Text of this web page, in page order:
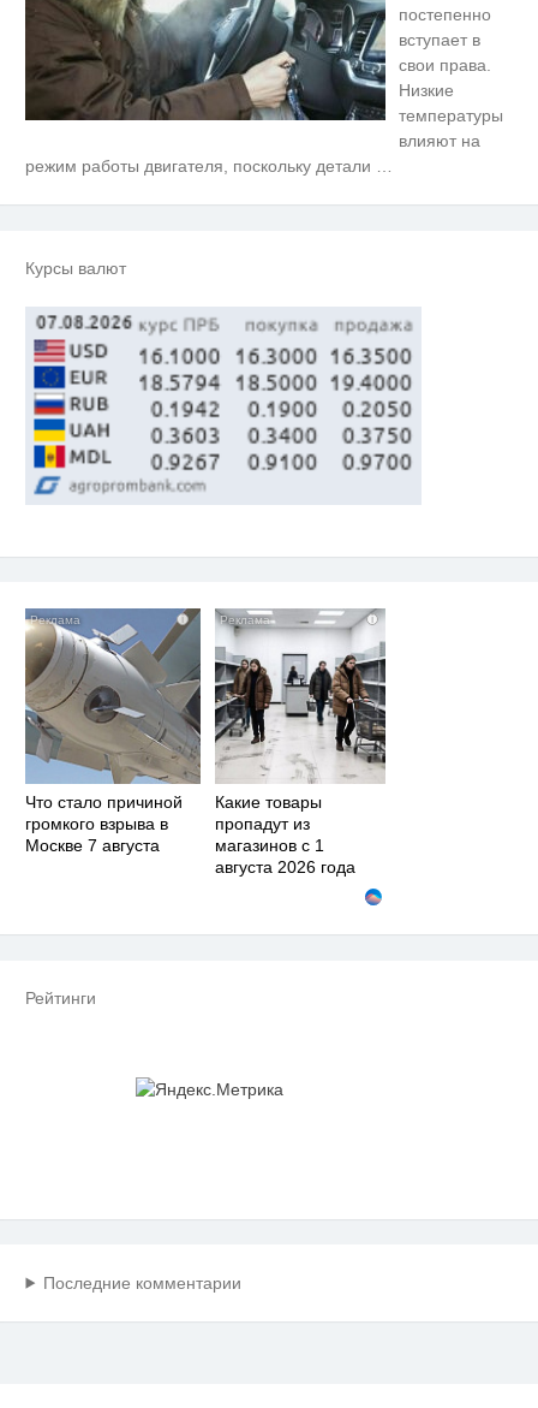
постепенно
вступает в
свои права.
Низкие
температуры
влияют на
режим работы двигателя, поскольку детали
Курсы валют
i
Что стало причиной
громкого взрыва в
Москве 7 августа
i
Какие товары
пропадут из
магазинов с 1
августа 2026 года
Рейтинги
Последние комментарии